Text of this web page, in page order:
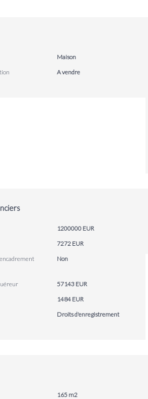
Maison
A vendre
1200000 EUR
7272 EUR
Non
57143 EUR
1484 EUR
Droits d'enregistrement
165 m2